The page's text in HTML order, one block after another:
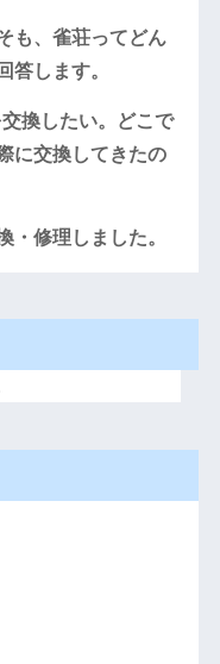
も、雀荘ってどん
答します。
換したい。どこで
に交換してきたの
・修理しました。